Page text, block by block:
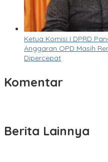
Ketua Komisi I DPRD
Anggaran OPD Masih
Dipercepat
Komentar
Berita Lainnya